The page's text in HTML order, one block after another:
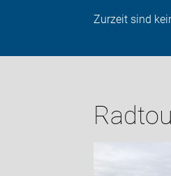
Zurzeit sind